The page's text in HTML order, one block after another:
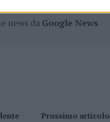
news da Google News
Prossimo articolo